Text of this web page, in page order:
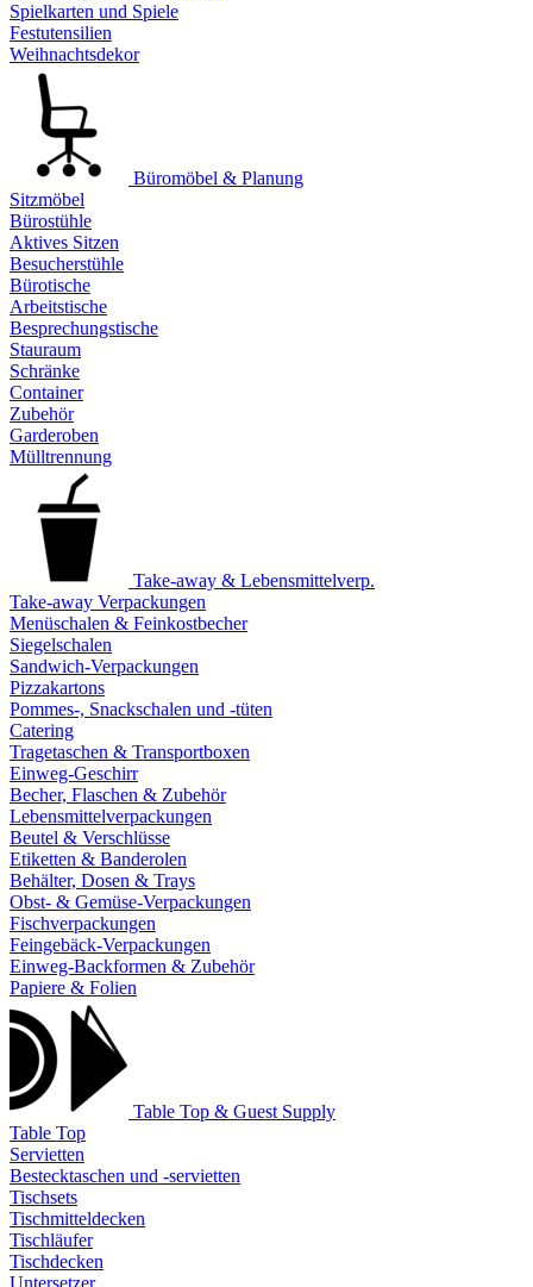
Spielkarten und Spiele
Festutensilien
Weihnachtsdekor
Büromöbel & Planung
Sitzmöbel
Bürostühle
Aktives Sitzen
Besucherstühle
Bürotische
Arbeitstische
Besprechungstische
Stauraum
Schränke
Container
Zubehör
Garderoben
Mülltrennung
Take-away & Lebensmittelverp.
Take-away Verpackungen
Menüschalen & Feinkostbecher
Siegelschalen
Sandwich-Verpackungen
Pizzakartons
Pommes-, Snackschalen und -tüten
Catering
Tragetaschen & Transportboxen
Einweg-Geschirr
Becher, Flaschen & Zubehör
Lebensmittelverpackungen
Beutel & Verschlüsse
Etiketten & Banderolen
Behälter, Dosen & Trays
Obst- & Gemüse-Verpackungen
Fischverpackungen
Feingebäck-Verpackungen
Einweg-Backformen & Zubehör
Papiere & Folien
Table Top & Guest Supply
Table Top
Servietten
Bestecktaschen und -servietten
Tischsets
Tischmitteldecken
Tischläufer
Tischdecken